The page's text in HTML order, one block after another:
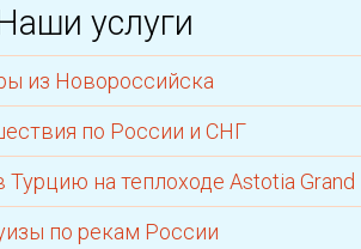
услуги
из Новороссийска
по России и СНГ
Турцию на теплоходе Astotia Grand
по рекам России